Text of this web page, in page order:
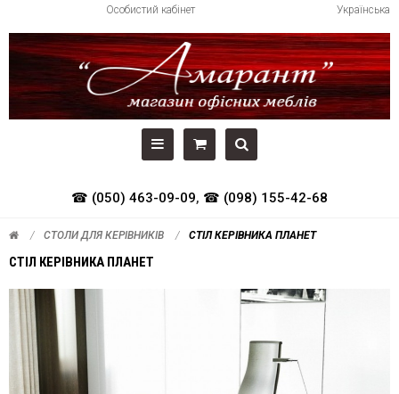
Українська
Особистий кабінет
☎ (050) 463-09-09, ☎ (098) 155-42-68
СТОЛИ ДЛЯ КЕРІВНИКІВ СТІЛ КЕРІВНИКА ПЛАНЕТ
СТІЛ КЕРІВНИКА ПЛАНЕТ